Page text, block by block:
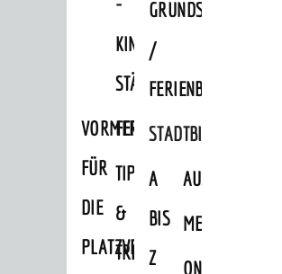
KINDER
STÄRKEN"
VORMERKVERFAHREN
FÜR
DIE
PLATZVERGABE
FERIENANGEBOTE
TIPPS
&
TREFFS
/
FERIENBETREUUNG
STADTBIBLIOTHEK
A
BIS
Z
AUSLEIHE
ONLINE-